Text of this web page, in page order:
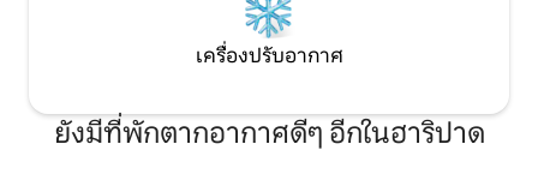
เครื่องปรับอากาศ
ยังมีที่พักตากอากาศดีๆ อีกในฮาริปาด